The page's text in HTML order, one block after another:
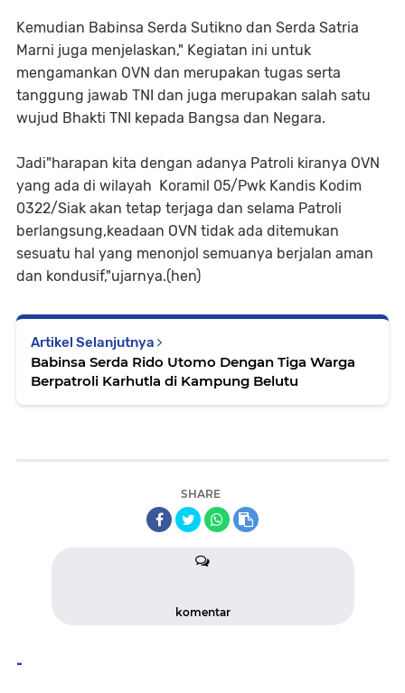
Kemudian Babinsa Serda Sutikno dan Serda Satria
Marni juga menjelaskan," Kegiatan ini untuk
mengamankan OVN dan merupakan tugas serta
tanggung jawab TNI dan juga merupakan salah satu
wujud Bhakti TNI kepada Bangsa dan Negara.
Jadi"harapan kita dengan adanya Patroli kiranya OVN
yang ada di wilayah Koramil 05/Pwk Kandis Kodim
0322/Siak akan tetap terjaga dan selama Patroli
berlangsung,keadaan OVN tidak ada ditemukan
sesuatu hal yang menonjol semuanya berjalan aman
dan kondusif,"ujarnya.(hen)
Artikel Selanjutnya
Babinsa Serda Rido Utomo Dengan Tiga Warga
Berpatroli Karhutla di Kampung Belutu
SHARE
komentar
-